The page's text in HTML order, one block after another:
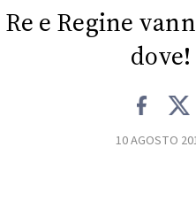
e Regine
dove!
10 AGOSTO